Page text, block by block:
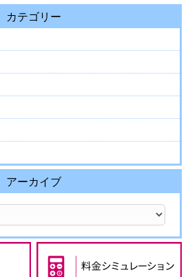
カテゴリー
アーカイブ